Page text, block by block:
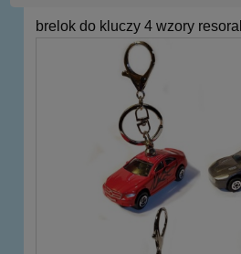
brelok do kluczy 4 wzory